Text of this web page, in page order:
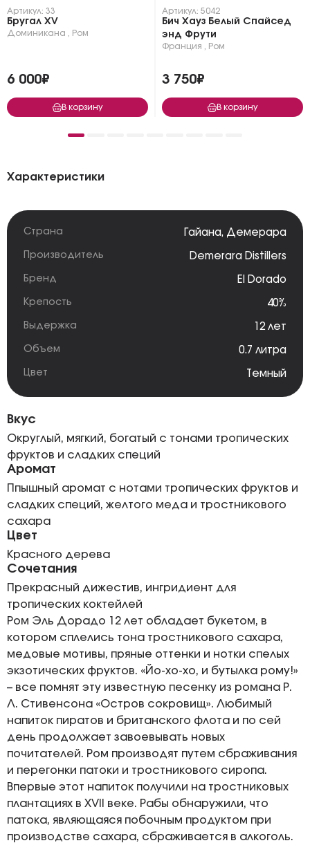
Артикул: 33
Бругал XV
Доминикана Ром
6 000₽
В корзину
Артикул: 5042
Бич Хауз Белый Спайсед
энд Фрути
Франция Ром
3 750₽
В корзину
Характеристики
Страна Гайана, Демерара
Производитель Demerara Distillers
Бренд El Dorado
Крепость 40%
Выдержка 12 лет
Объем 0.7 литра
Цвет Темный
Вкус
Округлый, мягкий, богатый с тонами тропических
фруктов и сладких специй
Аромат
Ппышный аромат с нотами тропических фруктов и
сладких специй, желтого меда и тростникового
сахара
Цвет
Красного дерева
Сочетания
Прекрасный дижестив, ингридиент для
тропических коктейлей
Ром Эль Дорадо 12 лет обладает букетом, в
котором сплелись тона тростникового сахара,
медовые мотивы, пряные оттенки и нотки спелых
экзотических фруктов. «Йо-хо-хо, и бутылка рому!»
– все помнят эту известную песенку из романа Р.
Л. Стивенсона «Остров сокровищ». Любимый
напиток пиратов и британского флота и по сей
день продолжает завоевывать новых
почитателей. Ром производят путем сбраживания
и перегонки патоки и тростникового сиропа.
Впервые этот напиток получили на тростниковых
плантациях в XVII веке. Рабы обнаружили, что
патока, являющаяся побочным продуктом при
производстве сахара, сбраживается в алкоголь.